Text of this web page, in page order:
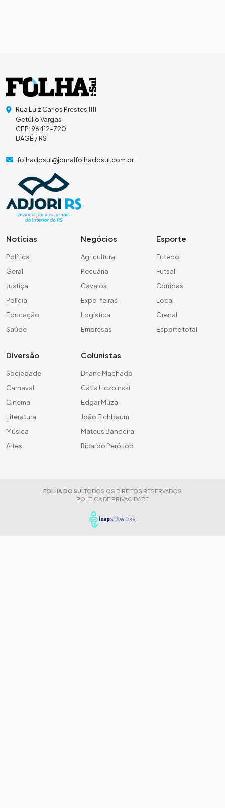
Rua Luiz Carlos Prestes 1111
Getúlio Vargas
CEP: 96412-720
BAGÉ / RS
folhadosul@jornalfolhadosul.com.br
Notícias
Política
Geral
Justiça
Polícia
Educação
Saúde
Negócios
Agricultura
Pecuária
Cavalos
Expo-feiras
Logística
Empresas
Esporte
Futebol
Futsal
Corridas
Local
Grenal
Esporte total
Diversão
Sociedade
Carnaval
Cinema
Literatura
Música
Artes
Colunistas
Briane Machado
Cátia Liczbinski
Edgar Muza
João Eichbaum
Mateus Bandeira
Ricardo Peró Job
FOLHA DO SUL TODOS OS DIREITOS RESERVADOS
POLÍTICA DE PRIVACIDADE